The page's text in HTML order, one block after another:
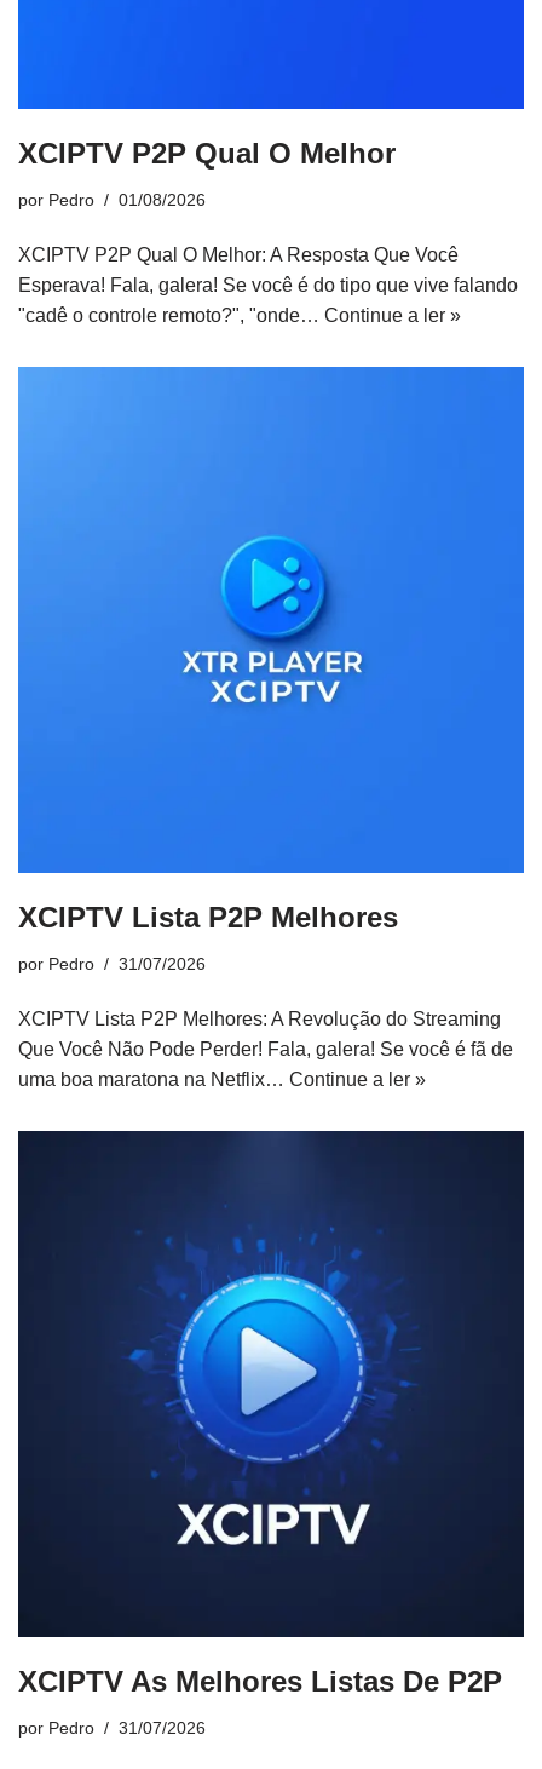
XCIPTV P2P Qual O Melhor
por Pedro 01/08/2026
XCIPTV P2P Qual O Melhor: A Resposta Que Você
Esperava! Fala, galera! Se você é do tipo que vive falando
"cadê o controle remoto?", "onde… Continue a ler »
XCIPTV Lista P2P Melhores
por Pedro 31/07/2026
XCIPTV Lista P2P Melhores: A Revolução do Streaming
Que Você Não Pode Perder! Fala, galera! Se você é fã de
uma boa maratona na Netflix… Continue a ler »
XCIPTV As Melhores Listas De P2P
por Pedro 31/07/2026